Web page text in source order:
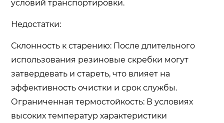
условий транспортировки.
Недостатки:
Склонность к старению: После длительного
использования резиновые скребки могут
затвердевать и стареть, что влияет на
эффективность очистки и срок службы.
Ограниченная термостойкость: В условиях
высоких температур характеристики